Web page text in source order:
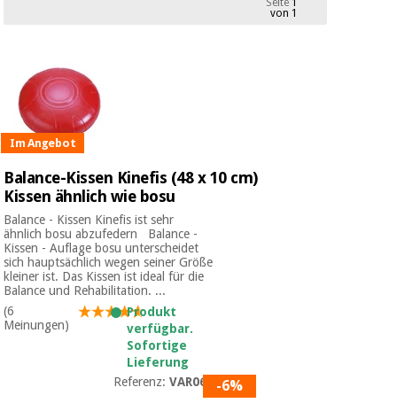
Angebote
Outlet
Fisaude
Tech
Academy
Klinische
möbel
Therapeutische
schränke
Essentielles
schutzmaterial
für
coronaviren
Aerobic,
fitness
Angebote
Outlet
Fisaude
Tech
Academy
Traditionelle
chinesische
medizin
Klinische
möbel
Therapeutische
schränke
Essentielles
Seite1
von 1
Im Angebot
Balance-Kissen Kinefis (48 x 10 cm)
Kissen ähnlich wie bosu
Balance - Kissen Kinefis ist sehr
ähnlich bosu abzufedern Balance -
Kissen - Auflage bosu unterscheidet
sich hauptsächlich wegen seiner Größe
kleiner ist. Das Kissen ist ideal für die
Balance und Rehabilitation. ...
(6
Meinungen)
Produkt
verfügbar.
Sofortige
Lieferung
Referenz:VAR065 -6%